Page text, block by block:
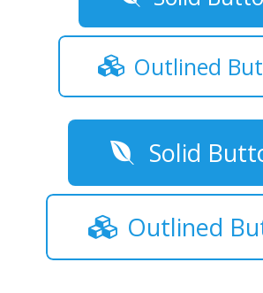
Outlined
Solid
Outlined